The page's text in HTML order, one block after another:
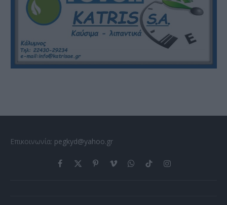
Επικοινωνία: pegkyd@yahoo.gr
Facebook
X
PinterestVimeoWhatsApp
TikTokInstagram